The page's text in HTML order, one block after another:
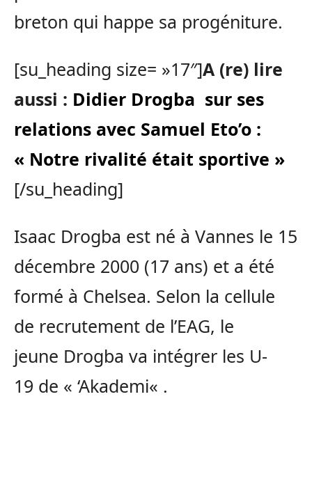
breton qui happe sa progéniture.
[su_heading size= »17″]A (re) lire
aussi : Didier Drogba sur ses
relations avec Samuel Eto’o :
« Notre rivalité était sportive »
[/su_heading]
Isaac Drogba est né à Vannes le 15
décembre 2000 (17 ans) et a été
formé à Chelsea. Selon la cellule
de recrutement de l’EAG, le
jeune Drogba va intégrer les U-
19 de « ‘Akademi« .